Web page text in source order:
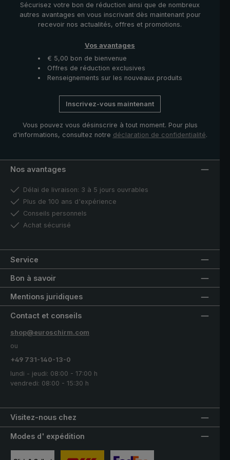
Sécurisez votre bon de réduction ainsi que de nombreux
autres avantages en vous inscrivant dès maintenant pour
recevoir nos actualités, offres et promotions.
Vos avantages
€ 5,00 bon de bienvenue
Offres de réduction exclusives
Renseignements sur les nouveaux produits
Inscrivez-vous maintenant
Vous pouvez vous désinscrire à tout moment. Pour plus
d'informations, consultez notre déclaration de confidentialité.
Nos avantages
Délai de livraison: 3 à 5 jours ouvrables
Plus de 100 ans d'expérience
Conseils personnels
Achat sécurisé
Service
Bon à savoir
Mentions juridiques
Visitez-nous chez
Contact et conseils
shop@euroschirm.com
ou
+49 731-140-13-0
lundi - jeudi: 08:00 - 17:00 h
vendredi: 08:00 - 15:30 h
Modes d' expédition